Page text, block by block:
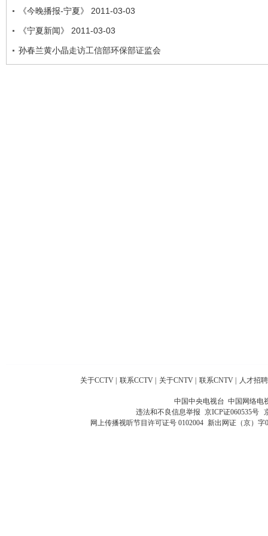
《今晚播报-宁夏》 2011-03-03
《宁夏新闻》 2011-03-03
孙春兰黄小晶走访工信部环保部证监会
关于CCTV 联系CCTV 关于CNTV 联系CNTV 人才招聘
中国中央电视台 中国网络电
违法和不良信息举报 京ICP证060535号
网上传播视听节目许可证号 0102004 新出网证（京）